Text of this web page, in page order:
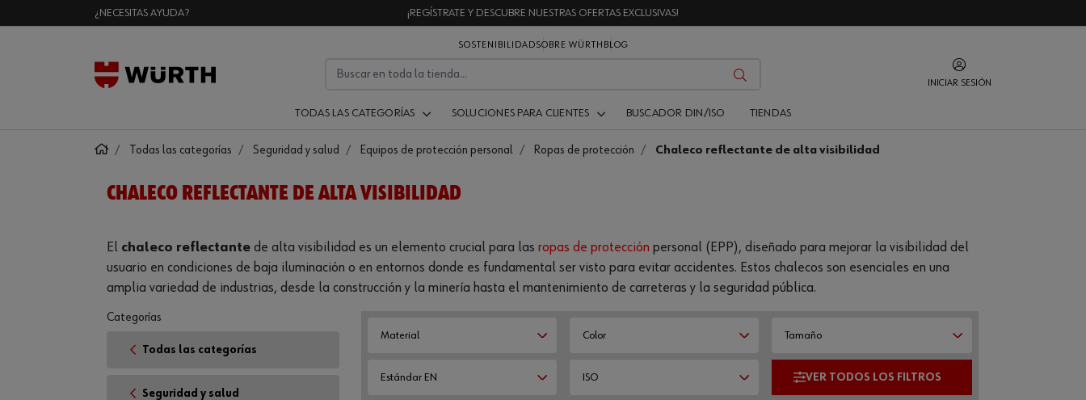
¿NECESITAS AYUDA? ¡REGÍSTRATE Y DESCUBRE NUESTRAS OFERTAS EXCLUSIVAS!
SOSTENIBILIDADSOBRE WÜRTH BLOG
INICIAR SESIÓN
TODAS LAS CATEGORÍAS SOLUCIONES PARA CLIENTES BUSCADOR DIN/ISO TIENDAS
Todas las categorías Seguridad y salud Equipos de protección personal Ropas de protección Chaleco reflectante de alta visibilidad
CHALECO REFLECTANTE DE ALTA VISIBILIDAD
El chaleco reflectante de alta visibilidad es un elemento crucial para las ropas de protección personal (EPP), diseñado para mejorar la visibilidad del
usuario en condiciones de baja iluminación o en entornos donde es fundamental ser visto para evitar accidentes. Estos chalecos son esenciales en una
amplia variedad de industrias, desde la construcción y la minería hasta el mantenimiento de carreteras y la seguridad pública.
Material Color Tamaño
Estándar EN ISO
Categorías
Todas las categorías
Seguridad y salud